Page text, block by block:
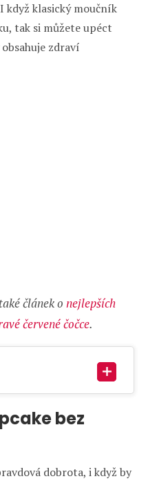
když klasický moučník
tak si můžete upéct
zdraví
článek o nejlepších
červené čočce.
bez
dobrota, i když by